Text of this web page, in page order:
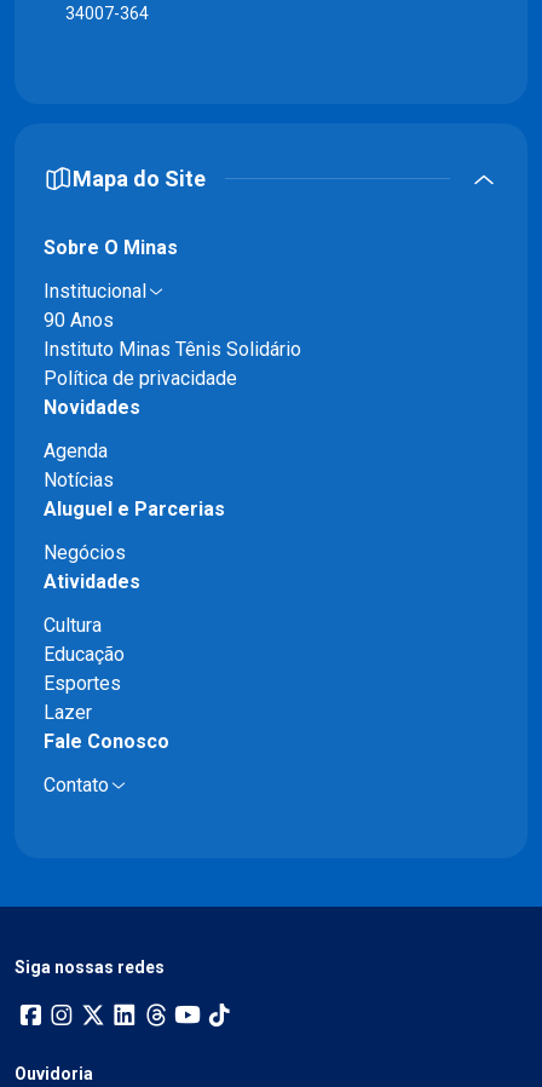
34007-364
Mapa do Site
Sobre O Minas
Institucional
90 Anos
Instituto Minas Tênis Solidário
Política de privacidade
Novidades
Agenda
Notícias
Aluguel e Parcerias
Negócios
Atividades
Cultura
Educação
Esportes
Lazer
Fale Conosco
Contato
Siga nossas redes
Ouvidoria